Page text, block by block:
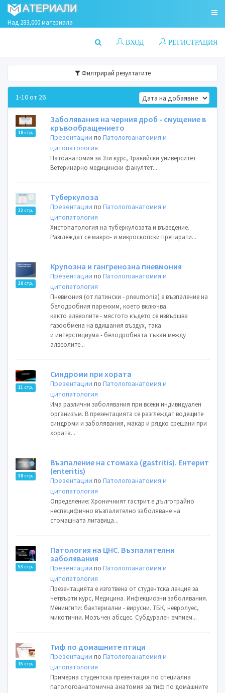
Над 283,000 материала
РЕГИСТРАЦИЯ
ВХОД
Филтрирай резултатите
1-10 от 26
18 стр.
Заболявания на черния дроб - смущение в
кръвообращението
Презентации поПатологоанатомия и
цитопатология
Патоанатомия за 3ти курс, Тракийски университет
Ветеринарно медицински факултет...
22 стр.
Туберкулоза
Презентации поПатологоанатомия и
цитопатология
Хистопатология на туберкулозата и въведение.
Разглеждат се макро- и микроскопски препарати...
20 стр.
Крупозна и гангренозна пневмония
Презентации поПатологоанатомия и
цитопатология
Пневмония (от латински - pneumonia) е възпаление на
белодробния паренхим, което включва
както алвеолите - мястото където се извършва
газообмена на вдишания въздух, така
и интерстициума - белодробната тъкан между
алвеолите...
11 стр.
Синдроми при хората
Презентации поПатологоанатомия и
цитопатология
Има различни заболявания при всеки индивидуален
организъм. В презентацията се разглеждат водещите
синдроми и заболявания, макар и рядко срещани при
хората...
38 стр.
Възпаление на стомаха (gastritis). Ентерит
(enteritis)
Презентации поПатологоанатомия и
цитопатология
Определение: Хроничният гастрит е дълготрайно
неспецифично възпалително заболяване на
стомашната лигавица...
53 стр.
Патология на ЦНС. Възпалителни
заболявания
Презентации поПатологоанатомия и
цитопатология
Презентацията е изготвена от студентска лекция за
четвърти курс, Медицина. Инфекциозни заболявания.
Мeнингити: бактериални - вирусни. ТБК, невролуес,
микотични. Мозъчен абсцес. Субдурален емпием...
15 стр.
Тиф по домашните птици
Презентации поПатологоанатомия и
цитопатология
Примерна студентска презентация по специална
патологоанатомична анатомия за тиф по домашните